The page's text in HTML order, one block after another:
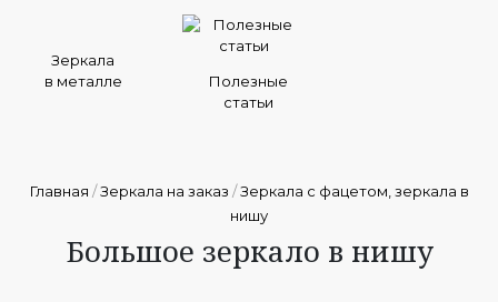
Зеркала
в металле
Полезные
статьи
Главная /Зеркала на заказ /Зеркала с фацетом, зеркала в
нишу
Большое зеркало в нишу